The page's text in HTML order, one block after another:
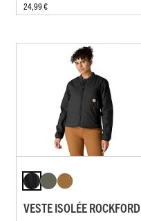
24,99 €
VESTE ISOLÉE ROCKFORD